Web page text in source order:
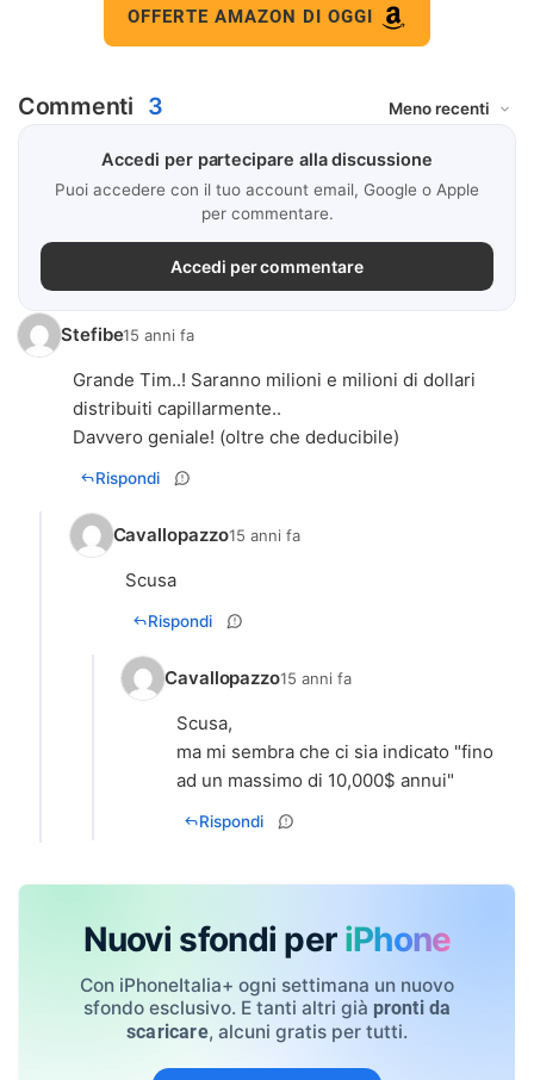
OFFERTE AMAZON DI OGGI
Commenti 3
Accedi per partecipare alla discussione
Puoi accedere con il tuo account email, Google o Apple
per commentare.
Accedi per commentare
Stefibe15 anni fa
Grande Tim..! Saranno milioni e milioni di dollari
distribuiti capillarmente..
Davvero geniale! (oltre che deducibile)
Rispondi
Cavallopazzo15 anni fa
Scusa
Rispondi
Cavallopazzo15 anni fa
Scusa,
ma mi sembra che ci sia indicato "fino
ad un massimo di 10,000$ annui"
Rispondi
Nuovi sfondi per iPhone
Con iPhoneItalia+ ogni settimana un nuovo
sfondo esclusivo. E tanti altri già pronti da
scaricare, alcuni gratis per tutti.